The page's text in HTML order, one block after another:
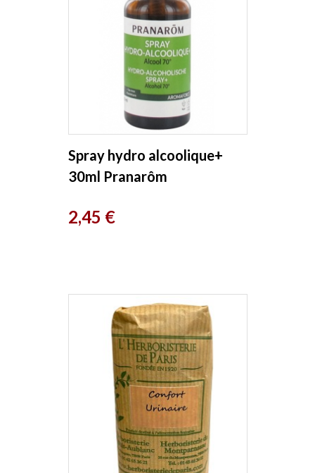
Spray hydro alcoolique+
30ml Pranarôm
Prix
2,45 €